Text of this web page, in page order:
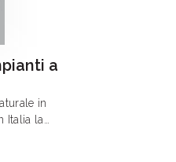
a
in
Italia la